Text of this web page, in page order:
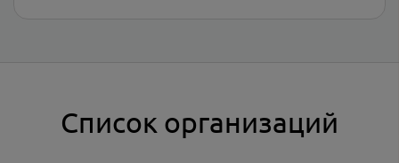
Список организаций